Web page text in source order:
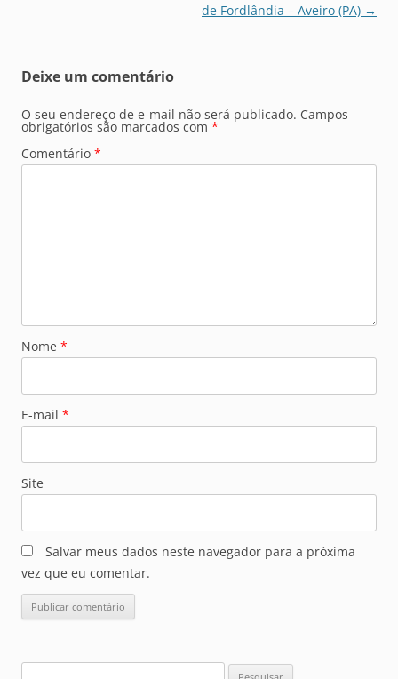
de Fordlândia – Aveiro (PA) →
Deixe um comentário
O seu endereço de e-mail não será publicado. Campos
obrigatórios são marcados com *
Comentário *
Nome *
E-mail *
Site
Salvar meus dados neste navegador para a próxima
vez que eu comentar.